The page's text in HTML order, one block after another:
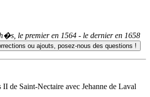
le premier en 1564 - le dernier en 1658
de Saint-Nectaire avec Jehanne de Laval